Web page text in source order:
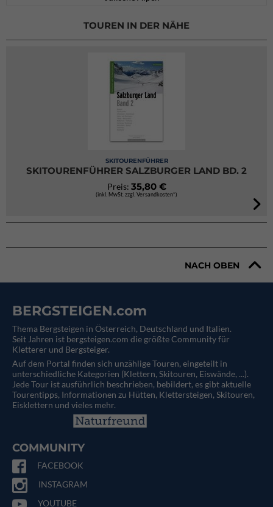
TOUREN IN DER NÄHE
SKITOURENFÜHRER
SKITOURENFÜHRER SALZBURGER LAND BD. 2
Preis: 35,80 €
(inkl. MwSt. zzgl. Versandkosten*)
NACH OBEN
BERGSTEIGEN.com
Thema Bergsteigen in Österreich, Deutschland und Italien.
Seit Jahren ist bergsteigen.com die größte Community für
Kletterer und Bergsteiger.
Auf dem Portal finden sich unzählige Touren, eingeteilt in
unterschiedliche Kategorien (Klettern, Skitouren, Eiswände, ...).
Jede Tour ist ausführlich beschrieben, bebildert, es gibt aktuelle
Tourentipps, Informationen zu Hütten, Klettersteigen, Skitouren,
Eisklettern und vieles mehr.
COMMUNITY
FACEBOOK
INSTAGRAM
YOUTUBE